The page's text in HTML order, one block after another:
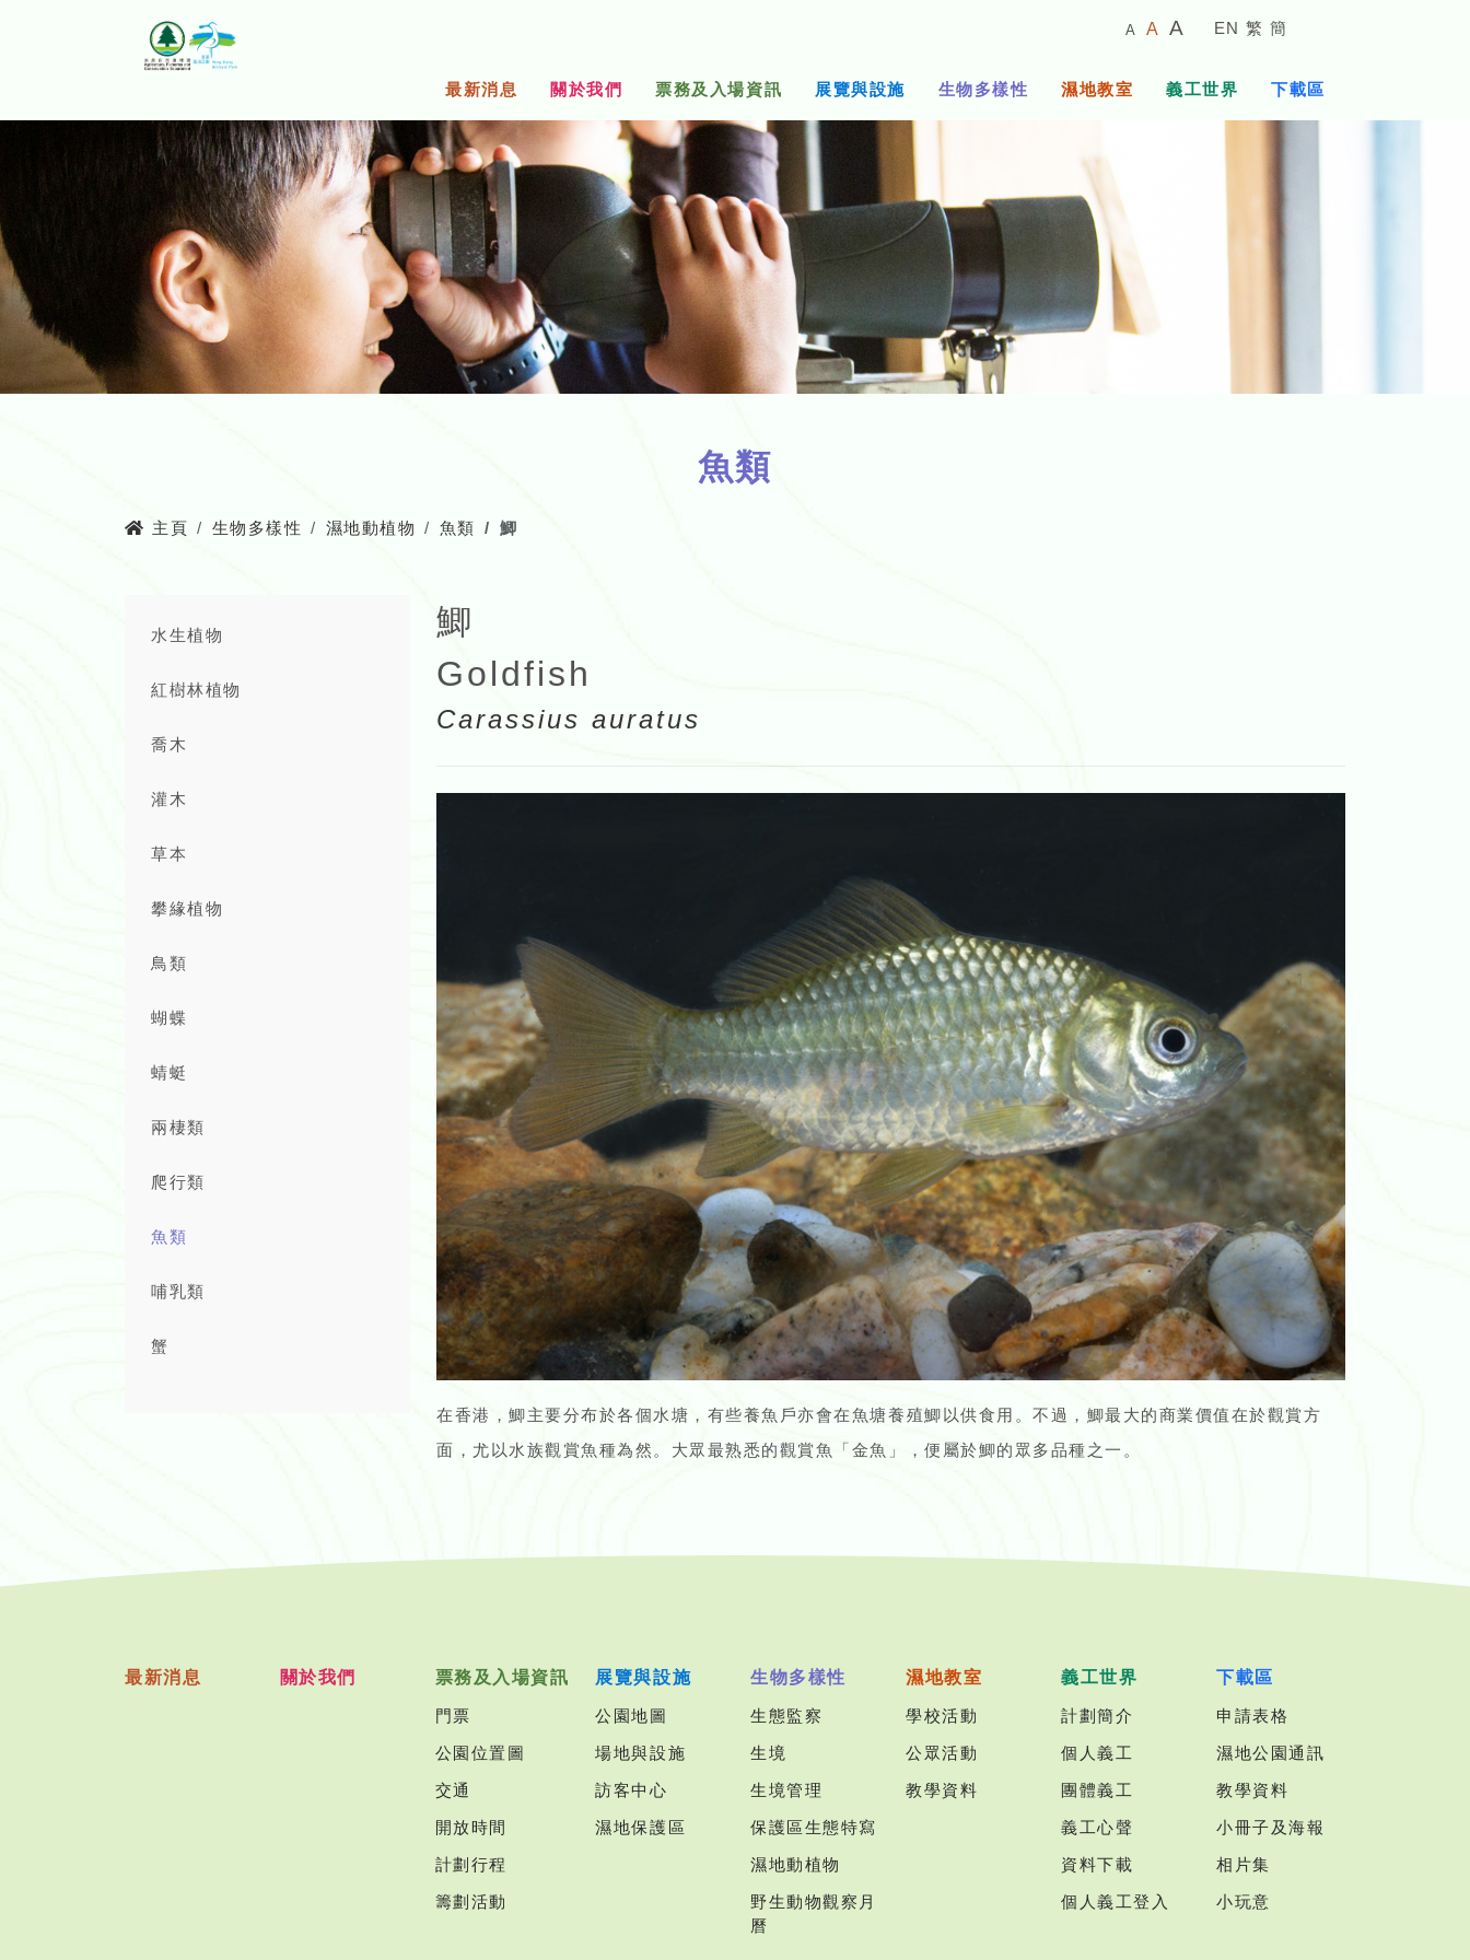
A
較
A
預
字
體
A
的
EN 繁 簡
最新消息 關於我們 票務及入場資訊 展覽與設施 生物多樣性 濕地教室 義工世界 下載區
魚類
主頁 生物多樣性 濕地動植物 魚類 鯽
水生植物
紅樹林植物
喬木
灌木
草本
攀緣植物
鳥類
蝴蝶
蜻蜓
兩棲類
爬行類
魚類
哺乳類
蟹
鯽
Goldfish
Carassius auratus
在香港，鯽主要分布於各個水塘，有些養魚戶亦會在魚塘養殖鯽以供食用。不過，鯽最大的商業價值在於觀賞方
面，尤以水族觀賞魚種為然。大眾最熟悉的觀賞魚「金魚」，便屬於鯽的眾多品種之一。
最新消息 關於我們 票務及入場資訊
門票
公園位置圖
交通
開放時間
計劃行程
籌劃活動
展覽與設施
公園地圖
場地與設施
訪客中心
濕地保護區
生物多樣性
生態監察
生境
生境管理
保護區生態特寫
濕地動植物
野生動物觀察月
曆
濕地教室
學校活動
公眾活動
教學資料
義工世界
計劃簡介
個人義工
團體義工
義工心聲
資料下載
個人義工登入
下載區
申請表格
濕地公園通訊
教學資料
小冊子及海報
相片集
小玩意